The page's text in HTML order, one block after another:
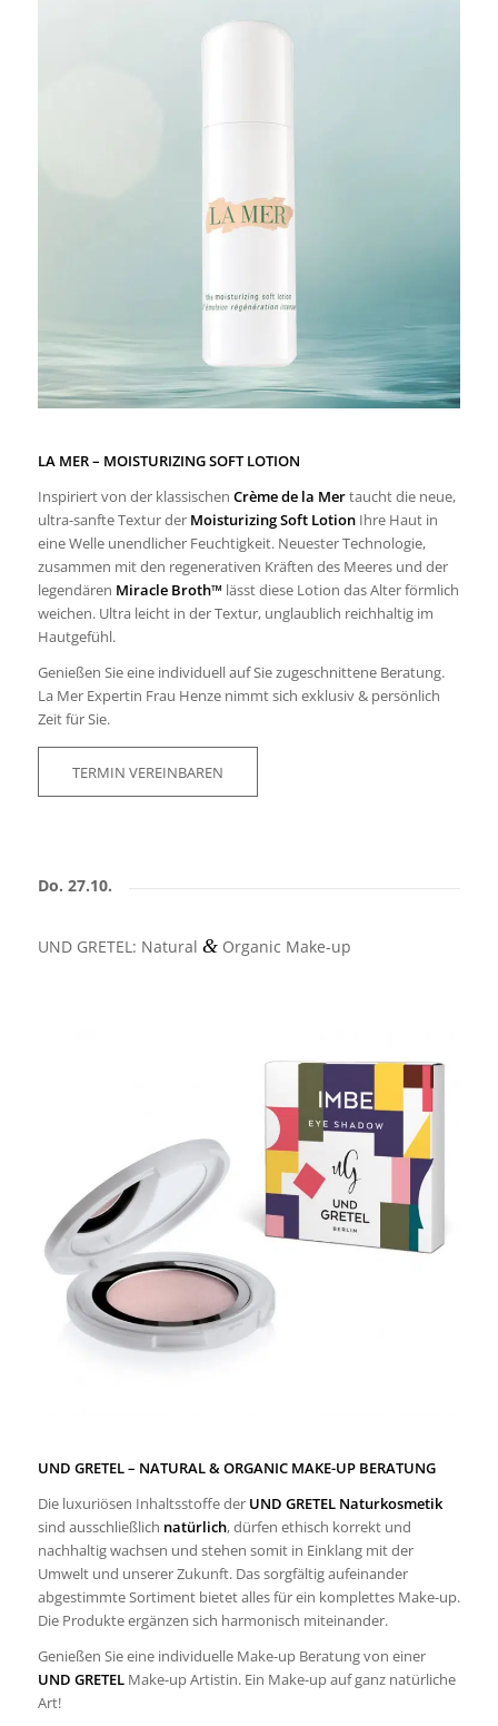
LA MER – MOISTURIZING SOFT LOTION
Inspiriert von der klassischen Crème de la Mertaucht die neue,
ultra-sanfte Textur der Moisturizing Soft LotionIhre Haut in
eine Welle unendlicher Feuchtigkeit. Neuester Technologie,
zusammen mit den regenerativen Kräften des Meeres und der
legendären Miracle Broth™ lässt diese Lotion das Alter förmlich
weichen. Ultra leicht in der Textur, unglaublich reichhaltig im
Hautgefühl.
Genießen Sie eine individuell auf Sie zugeschnittene Beratung.
La Mer Expertin Frau Henze nimmt sich exklusiv & persönlich
Zeit für Sie.
TERMIN VEREINBAREN
Do. 27.10.
UND GRETEL: Natural &Organic Make-up
UND GRETEL – NATURAL & ORGANIC MAKE-UP BERATUNG
Die luxuriösen Inhaltsstoffe der UND GRETEL Naturkosmetik
sind ausschließlich natürlich, dürfen ethisch korrekt und
nachhaltig wachsen und stehen somit in Einklang mit der
Umwelt und unserer Zukunft. Das sorgfältig aufeinander
abgestimmte Sortiment bietet alles für ein komplettes Make-up.
Die Produkte ergänzen sich harmonisch miteinander.
Genießen Sie eine individuelle Make-up Beratung von einer
UND GRETELMake-up Artistin. Ein Make-up auf ganz natürliche
Art!